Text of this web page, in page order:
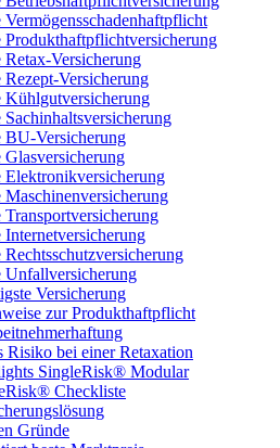
Vermögensschadenhaftpflicht
Produkthaftpflichtversicherung
Retax-Versicherung
Rezept-Versicherung
Kühlgutversicherung
Sachinhaltsversicherung
BU-Versicherung
Glasversicherung
Elektronikversicherung
Maschinenversicherung
Transportversicherung
Internetversicherung
Rechtsschutzversicherung
Unfallversicherung
Versicherung
zur Produkthaftpflicht
Risiko bei einer Retaxation
SingleRisk® Modular
Checkliste
Gründe